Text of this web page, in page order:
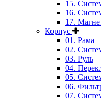
15.
16.
17.
Корпус
01. Рама
02.
03. Руль
04.
05.
06.
07.